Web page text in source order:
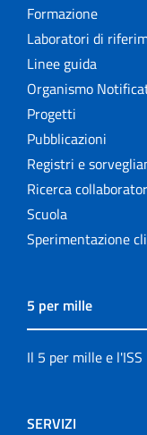
Formazione
Laboratori di
Linee guida
Organismo
Progetti
Pubblicazioni
Registri e
Ricerca
Scuola
Sperimentazione
5 per mille
Il 5 per mille e l'ISS
SERVIZI